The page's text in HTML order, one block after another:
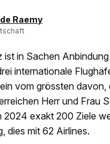
Raemy
ist in Sachen
internationale
vom grössten davon,
Herr und Frau
2024 exakt 200 Ziele
dies mit 62 Airlines.